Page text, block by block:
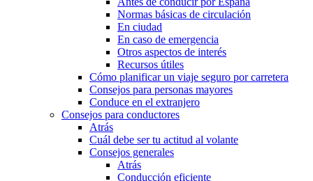
Normas básicas de circulación
En ciudad
En caso de emergencia
Otros aspectos de interés
Recursos útiles
Cómo planificar un viaje seguro por carretera
Consejos para personas mayores
Conduce en el extranjero
Consejos para conductores
Atrás
Cuál debe ser tu actitud al volante
Consejos generales
Atrás
Conducción eficiente